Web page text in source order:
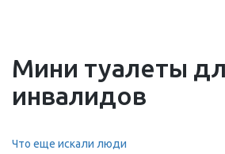
Мини туалеты
инвалидов
Что еще искали люди